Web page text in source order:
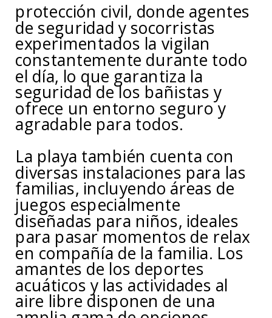
protección civil, donde agentes
de seguridad y socorristas
experimentados la vigilan
constantemente durante todo
el día, lo que garantiza la
seguridad de los bañistas y
ofrece un entorno seguro y
agradable para todos.
La playa también cuenta con
diversas instalaciones para las
familias, incluyendo áreas de
juegos especialmente
diseñadas para niños, ideales
para pasar momentos de relax
en compañía de la familia. Los
amantes de los deportes
acuáticos y las actividades al
aire libre disponen de una